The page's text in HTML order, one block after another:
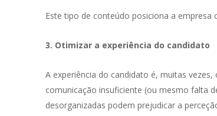
Este tipo de conteúdo posiciona a
3. Otimizar a experiência do candidato
A experiência do candidato é, muitas
comunicação insuficiente (ou mesmo falta
desorganizadas podem prejudicar a